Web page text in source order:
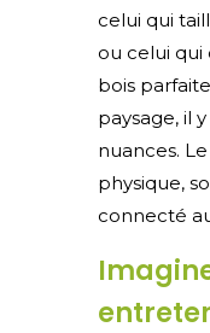
celui qui
ou celui qui
bois
paysage, il
nuances.
physique,
connecté